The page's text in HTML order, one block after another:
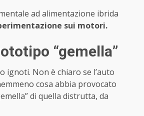
ad alimentazione ibrida
sui motori.
“gemella”
ignoti. Non è chiaro se l’auto
cosa abbia provocato
di quella distrutta, da